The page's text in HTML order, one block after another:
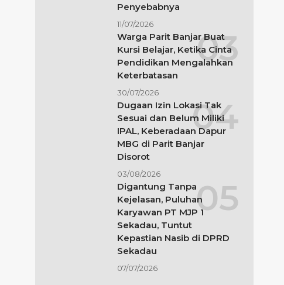
Penyebabnya
11/07/2026
Warga Parit Banjar Buat
Kursi Belajar, Ketika Cinta
Pendidikan Mengalahkan
Keterbatasan
30/07/2026
Dugaan Izin Lokasi Tak
Sesuai dan Belum Miliki
IPAL, Keberadaan Dapur
MBG di Parit Banjar
Disorot
03/08/2026
Digantung Tanpa
Kejelasan, Puluhan
Karyawan PT MJP 1
Sekadau, Tuntut
Kepastian Nasib di DPRD
Sekadau
07/07/2026